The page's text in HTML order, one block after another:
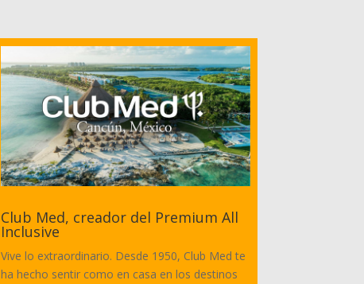
Club Med, creador del Premium All
Inclusive
Vive lo extraordinario. Desde 1950, Club Med te
ha hecho sentir como en casa en los destinos